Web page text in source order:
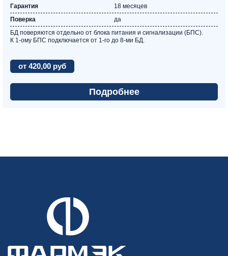
Гарантия
18 месяцев
Поверка
да
БД поверяются отдельно от блока питания и сигнализации (БПС).
К 1-ому БПС подключается от 1-го до 8-ми БД.
от 420,00 руб
Подробнее